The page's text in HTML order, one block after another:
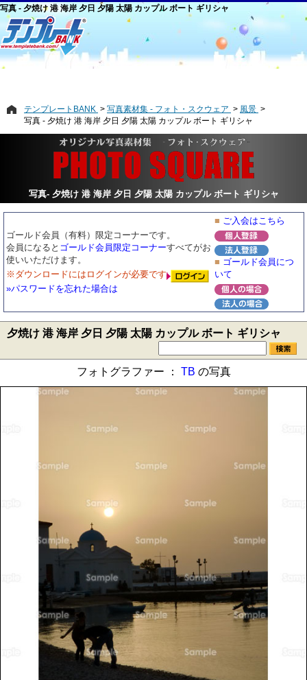
写真 - 夕焼け 港 海岸 夕日 夕陽 太陽 カップル ボート ギリシャ
テンプレートBANK 写真素材集 - フォト・スクウェア
風景
写真 - 夕焼け 港 海岸 夕日 夕陽 太陽 カップル ボート ギリシャ
写真- 夕焼け 港 海岸 夕日 夕陽 太陽 カップル ボート ギリシャ
ゴールド会員（有料）限定コーナーです。
会員になると ゴールド会員限定コーナーすべてがお
使いいただけます。
※ダウンロードにはログインが必要です
»パスワードを忘れた場合は
■ ご入会はこちら
■ ゴールド会員につ
いて
夕焼け 港 海岸 夕日 夕陽 太陽 カップル ボート ギリシャ
フォトグラファー ： TB の写真